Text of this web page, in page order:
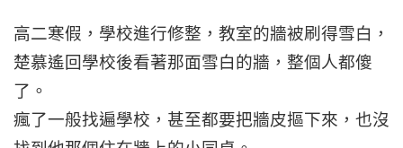
高二寒假，學校進行修整，教室的牆被刷得雪白，
楚慕遙回學校後看著那面雪白的牆，整個人都傻
了。
瘋了一般找遍學校，甚至都要把牆皮摳下來，也沒